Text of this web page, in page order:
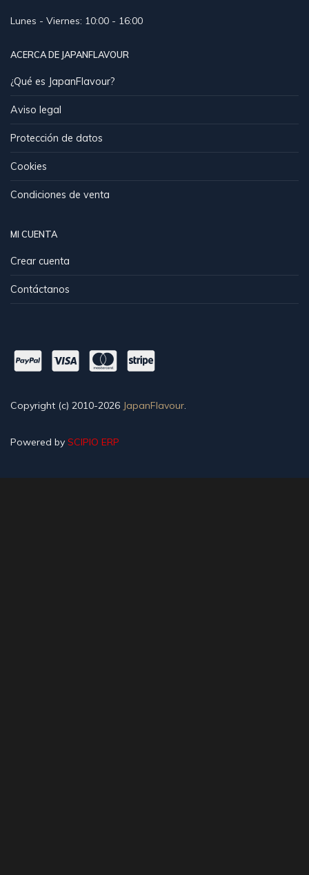
Lunes - Viernes: 10:00 - 16:00
ACERCA DE JAPANFLAVOUR
¿Qué es JapanFlavour?
Aviso legal
Protección de datos
Cookies
Condiciones de venta
MI CUENTA
Crear cuenta
Contáctanos
Copyright (c) 2010-2026 JapanFlavour.
Powered by SCIPIO ERP